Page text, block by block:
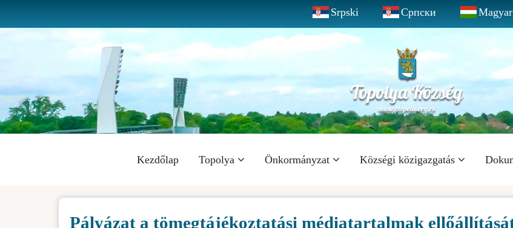
a
tartalomra
Srpski Српски Magyar
Fő
Kezdőlap Topolya Önkormányzat Községi közigazgatás
Pályázat a tömegtájékoztatási médiatartalmak